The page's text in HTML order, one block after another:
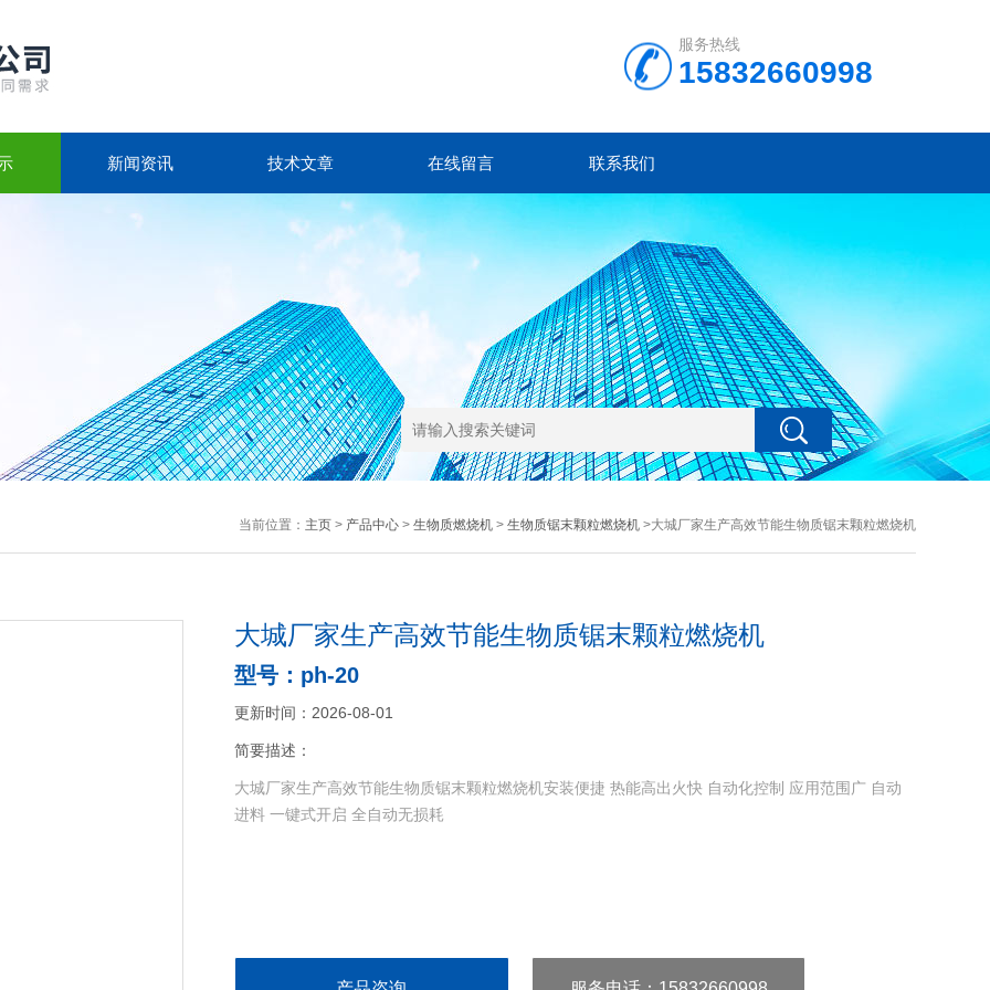
服务热线
15832660998
新闻资讯 技术文章 在线留言 联系我们
当前位置： 主页> 产品中心> 生物质燃烧机> 生物质锯末颗粒燃烧机>大城厂家生产高效节能生物质锯末颗粒燃烧机
大城厂家生产高效节能生物质锯末颗粒燃烧机
型号：ph-20
更新时间：2026-08-01
简要描述：
大城厂家生产高效节能生物质锯末颗粒燃烧机安装便捷 热能高出火快 自动化控制 应用范围广 自动
进料 一键式开启 全自动无损耗